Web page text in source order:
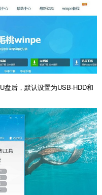
U盘后，默认设置为USB-HDD和